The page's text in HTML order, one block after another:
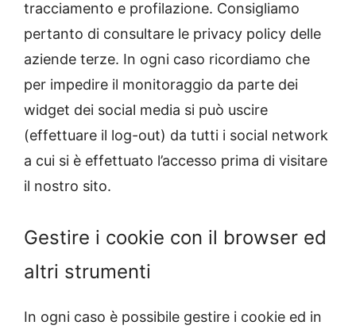
tracciamento e profilazione. Consigliamo
pertanto di consultare le privacy policy delle
aziende terze. In ogni caso ricordiamo che
per impedire il monitoraggio da parte dei
widget dei social media si può uscire
(effettuare il log-out) da tutti i social network
a cui si è effettuato l’accesso prima di visitare
il nostro sito.
Gestire i cookie con il browser ed
altri strumenti
In ogni caso è possibile gestire i cookie ed in